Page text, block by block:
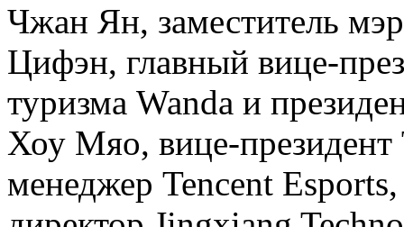
Чжан Ян, заместитель
Цифэн, главный вице-
туризма Wanda и
Хоу Мяо, вице-президент
менеджер Tencent